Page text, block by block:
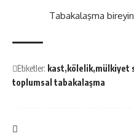
Tabakalaşma bireyin
Etiketler: kast kölelik mülkiyet
toplumsal tabakalaşma